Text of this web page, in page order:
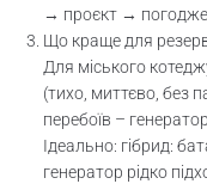
→ проєкт →
Що краще для
Для міського
(тихо, миттєво, без
перебоїв –
Ідеально: гібрид:
генератор рідко